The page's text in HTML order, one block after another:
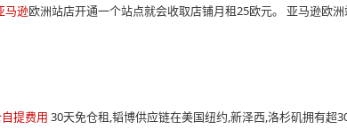
马逊欧洲站店开通一个站点就会收取店铺月租25欧元。 亚马逊欧
提费用 30天免仓租,韬博供应链在美国纽约,新泽西,洛杉矶拥有超